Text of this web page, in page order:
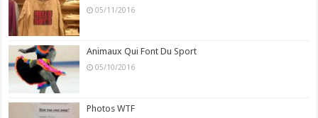
05/11/2016
Animaux Qui Font Du Sport
05/10/2016
Photos WTF